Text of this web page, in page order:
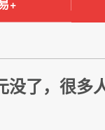
+
没了，很多